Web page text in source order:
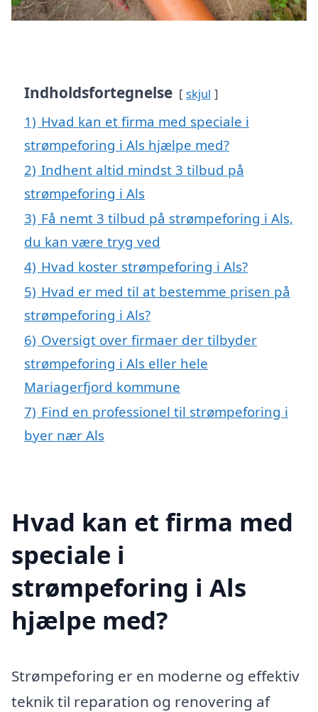
Indholdsfortegnelse skjul
1) Hvad kan et firma med speciale i
strømpeforing i Als hjælpe med?
2) Indhent altid mindst 3 tilbud på
strømpeforing i Als
3) Få nemt 3 tilbud på strømpeforing i Als,
du kan være tryg ved
4) Hvad koster strømpeforing i Als?
5) Hvad er med til at bestemme prisen på
strømpeforing i Als?
6) Oversigt over firmaer der tilbyder
strømpeforing i Als eller hele
Mariagerfjord kommune
7) Find en professionel til strømpeforing i
byer nær Als
Hvad kan et firma med
speciale i
strømpeforing i Als
hjælpe med?
Strømpeforing er en moderne og effektiv
teknik til reparation og renovering af